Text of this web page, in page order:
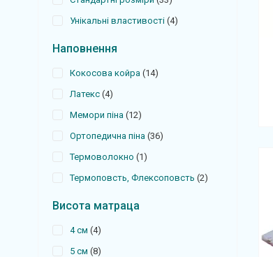
Унікальні властивості 4
Наповнення
Кокосова койра 14
Латекс 4
Мемори піна 12
Ортопедична піна 36
Термоволокно 1
Термоповсть, Флексоповсть 2
Висота матраца
4 см 4
5 см 8